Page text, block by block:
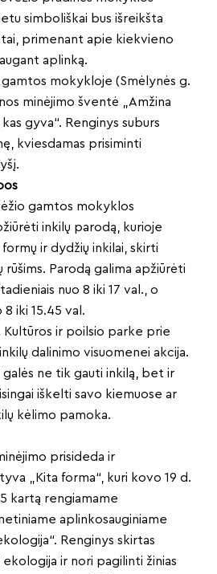
simboliškai bus išreikšta
primenant apie kiekvieno
aplinką.
gamtos mokykloje (Smėlynės g.
minėjimo šventė „Amžina
gyva“. Renginys suburs
kviesdamas prisiminti
gamtos mokyklos
inkilų parodą, kurioje
ir dydžių inkilai, skirti
Parodą galima apžiūrėti
nuo 8 iki 17 val., o
iki 15.45 val.
Kultūros ir poilsio parke prie
dalinimo visuomenei akcija.
ne tik gauti inkilą, bet ir
iškelti savo kiemuose ar
kėlimo pamoka.
prisideda ir
„Kita forma“, kuri kovo 19 d.
kartą rengiamame
aplinkosauginiame
Renginys skirtas
ir nori pagilinti žinias